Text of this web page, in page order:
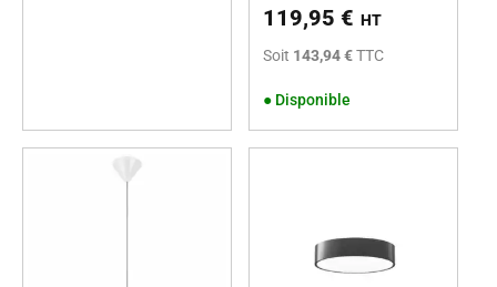
119,95 € HT
Soit 143,94 €TTC
● Disponible